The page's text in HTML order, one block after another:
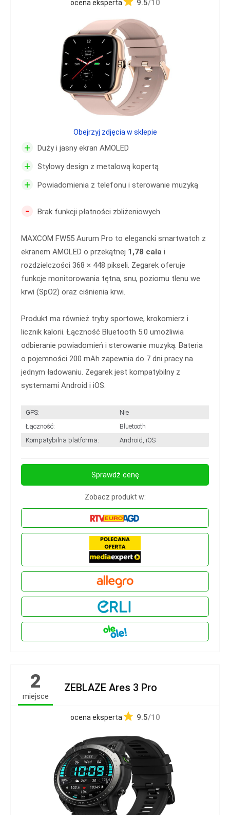
ocena eksperta 9.5/10
+ Duży i jasny ekran AMOLED
+ Stylowy design z metalową kopertą
+ Powiadomienia z telefonu i sterowanie muzyką
- Brak funkcji płatności zbliżeniowych
MAXCOM FW55 Aurum Pro to elegancki smartwatch z
ekranem AMOLED o przekątnej 1,78 cala i
rozdzielczości 368 × 448 pikseli. Zegarek oferuje
funkcje monitorowania tętna, snu, poziomu tlenu we
krwi (SpO2) oraz ciśnienia krwi.
Produkt ma również tryby sportowe, krokomierz i
licznik kalorii. Łączność Bluetooth 5.0 umożliwia
odbieranie powiadomień i sterowanie muzyką. Bateria
o pojemności 200 mAh zapewnia do 7 dni pracy na
jednym ładowaniu. Zegarek jest kompatybilny z
systemami Android i iOS.
GPS:
Nie
Łączność:
Bluetooth
Kompatybilna platforma:
Android, iOS
Obejrzyj zdjęcia w sklepie
Sprawdź cenę
Zobacz produkt w:
2
miejsce
ZEBLAZE Ares 3 Pro
ocena eksperta 9.5/10